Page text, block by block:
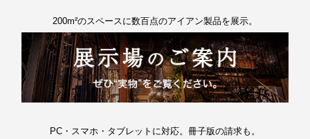
200m²のスペースに数百点のアイアン製品を展示。
PC・スマホ・タブレットに対応。冊子版の請求も。